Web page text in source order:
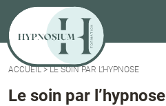
ACCUEIL>LE SOIN PAR L’HYPNOSE
Le soin par l’hypnose